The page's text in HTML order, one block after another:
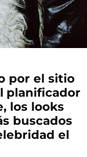
por el sitio
planificador
los looks
buscados
el